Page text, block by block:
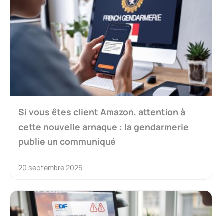
Si vous êtes client Amazon, attention à
cette nouvelle arnaque : la gendarmerie
publie un communiqué
20 septembre 2025